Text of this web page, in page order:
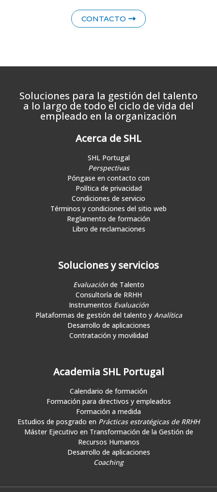
CONTACTO
Soluciones para la gestión del talento
a lo largo de todo el ciclo de vida del
empleado en la organización
Acerca de SHL
SHL Portugal
Perspectivas
Póngase en contacto con
Política de privacidad
Condiciones de servicio
Términos y condiciones del sitio web
Reglamento de formación
Libro de reclamaciones
Soluciones y servicios
Evaluaciónde Talento
Consultoría de RRHH
Instrumentos Evaluación
Plataformas de gestión del talento y Analítica
Desarrollo de aplicaciones
Contratación y movilidad
Academia SHL Portugal
Calendario de formación
Formación para directivos y empleados
Formación a medida
Estudios de posgrado en Prácticas estratégicas de RRHH
Máster Ejecutivo en Transformación de la Gestión de
Recursos Humanos
Desarrollo de aplicaciones
Coaching